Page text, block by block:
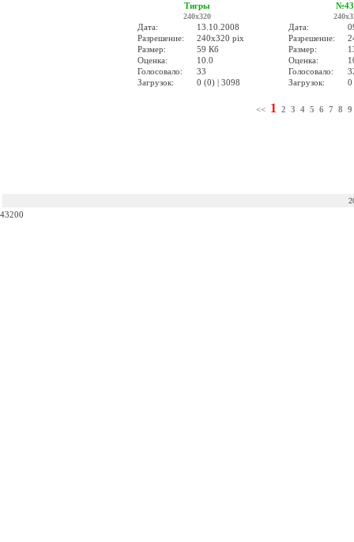
Тигры
240x320
Дата:
13.10.2008
Разрешение:
240x320 pix
Размер:
59 Кб
Оценка:
10.0
Голосовало:
33
Загрузок:
0 (0) | 3098
Дата:
Разрешение:
Размер:
Оценка:
Голосовало:
Загрузок:
0
<< 1 2 3 4 5 6 7 8 9
43200